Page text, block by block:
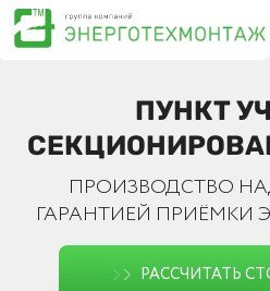
ПУНКТ
ПРОИЗВОДCТВО
ГАРАНТИЕЙ ПРИЁМКИ
РАССЧИТАТЬ